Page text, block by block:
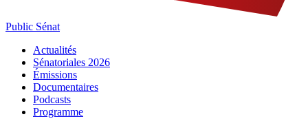
Public Sénat
Actualités
Sénatoriales 2026
Émissions
Documentaires
Podcasts
Programme